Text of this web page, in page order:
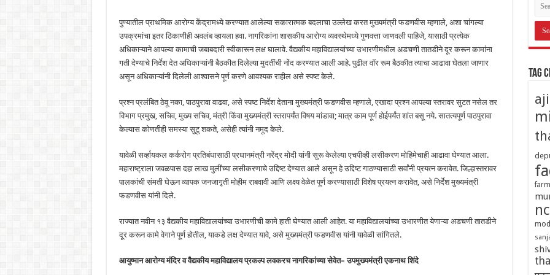
पुण्यातील प्राथमिक आरोग्य केंद्रामध्ये करण्यात आलेल्या सकारात्मक बदलाचा उल्लेख करत मुख्यमंत्री फडणवीस म्हणाले, अशा चांगल्या
उपक्रमांचा इतर ठिकाणीही अवलंब व्हायला हवा. नागरिकांना शासकीय आरोग्य व्यवस्थेमध्ये गुणवत्ता जाणवली पाहिजे, यासाठी प्रत्येक
अधिकाऱ्याने आपल्या कामाची जबाबदारी स्वीकारून लक्ष घालावे. वैद्यकीय महाविद्यालयांच्या उभारणीमधील अडचणी तातडीने दूर करून कामांना
गती देण्याचे निर्देश देत अधिकाऱ्यांनी बैठकीत दिलेल्या मुदतींची नोंद करण्यात आली आहे. पुढील वॉर रूम बैठकीत त्याचा आढावा घेतला जाणार
असून अधिकाऱ्यांनी दिलेली आश्वासने पूर्ण करणे आवश्यक राहील असे स्पष्ट केले.
प्रश्न प्रलंबित ठेवू नका, पाठपुरावा वाढवा, असे स्पष्ट निर्देश देताना मुख्यमंत्री फडणवीस म्हणाले, एखादा प्रश्न आपल्या स्तरावर सुटत नसेल तर
विभाग प्रमुख, सचिव, मुख्य सचिव, मंत्री किंवा मुख्यमंत्री स्तरापर्यंत विषय मांडावा; मात्र काम पूर्ण होईपर्यंत शांत बसू नये. सातत्यपूर्ण पाठपुरावा
केल्यास कोणतीही समस्या सुटू शकते, असेही त्यांनी नमूद केले.
यावेळी सर्व्हायकल कर्करोग प्रतिबंधासाठी प्रधानमंत्री नरेंद्र मोदी यांनी सुरू केलेल्या एचपीव्ही लसीकरण मोहिमेचाही आढावा घेण्यात आला.
महाराष्ट्राला जवळपास दहा लाख मुलींच्या लसीकरणाचे उद्दिष्ट देण्यात आले असून हे उद्दिष्ट गाठण्यासाठी सर्वांनी प्रयत्न करावेत. जिल्हास्तरावर
पालकांची संमती घेऊन व्यापक जनजागृती मोहीम राबवावी आणि लक्ष्य वेळेत पूर्ण करण्यासाठी विशेष प्रयत्न करावेत, असे निर्देश मुख्यमंत्री
फडणवीस यांनी दिले.
राज्यात नवीन १३ वैद्यकीय महाविद्यालयांच्या उभारणीची कामे हाती घेण्यात आली आहेत. या महाविद्यालयांच्या उभारणीत येणाऱ्या अडचणी तातडीने
दूर करून कामे वेगाने पूर्ण होतील, याकडे लक्ष देण्यात यावे, असे मुख्यमंत्री फडणवीस यांनी यावेळी सांगितले.
आयुष्मान आरोग्य मंदिर व वैद्यकीय महाविद्यालय प्रकल्प लवकरच नागरिकांच्या सेवेत–उपमुख्यमंत्री एकनाथ शिंदे
Tag